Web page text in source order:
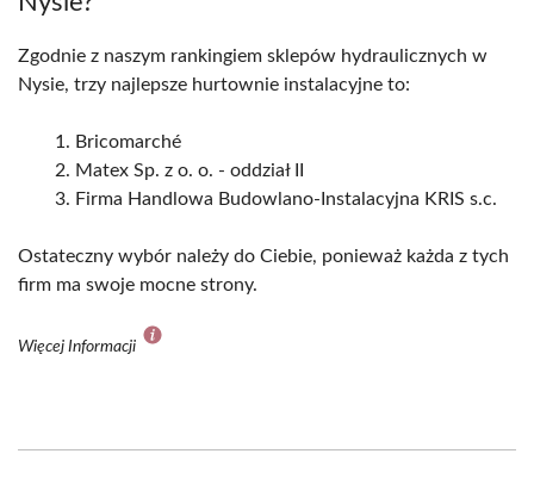
Zgodnie z naszym rankingiem sklepów hydraulicznych w
Nysie, trzy najlepsze hurtownie instalacyjne to:
Bricomarché
Matex Sp. z o. o. - oddział II
Firma Handlowa Budowlano-Instalacyjna KRIS s.c.
Ostateczny wybór należy do Ciebie, ponieważ każda z tych
firm ma swoje mocne strony.
Więcej Informacji